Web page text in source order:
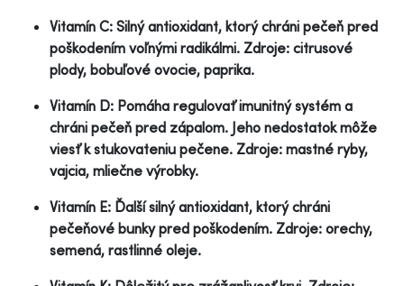
Vitamín C: Silný antioxidant, ktorý chráni pečeň pred
poškodením voľnými radikálmi. Zdroje: citrusové
plody, bobuľové ovocie, paprika.
Vitamín D: Pomáha regulovať imunitný systém a
chráni pečeň pred zápalom. Jeho nedostatok môže
viesť k stukovateniu pečene. Zdroje: mastné ryby,
vajcia, mliečne výrobky.
Vitamín E: Ďalší silný antioxidant, ktorý chráni
pečeňové bunky pred poškodením. Zdroje: orechy,
semená, rastlinné oleje.